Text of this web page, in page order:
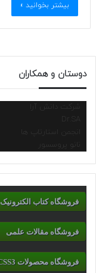
بیشتر بخوانید »
دوستان و همکاران
شرکت دانش آرا
انجمن استارتاپ ها
نانو پروسسور
فروشگاه کتاب الکترونیک
فروشگاه مقالات علمی
فروشگاه محصولات CSS/CSS3